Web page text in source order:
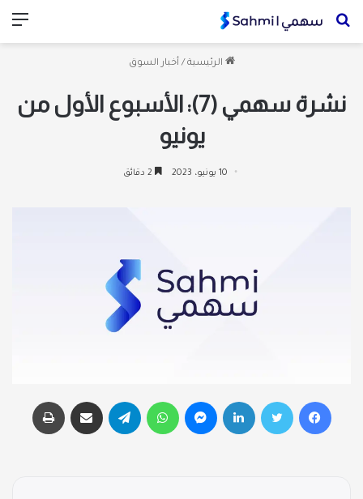
بحث
عن
الرئيسية / أخبار السوق
نشرة سهمي (7): الأسبوع الأول من
يونيو
10 يونيو، 2023
فيسبوك تويتر لينكدإن ماسنجر واتساب تيلقرام مشاركة عبر البريد